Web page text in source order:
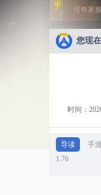
手
传奇家
您现
时间：
导读
手
1.76